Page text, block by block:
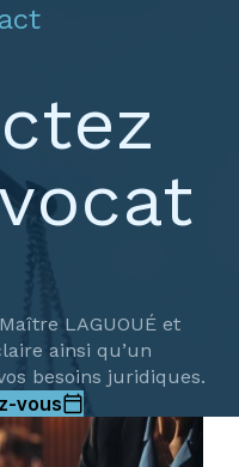
LAGUOUÉ et
ainsi qu’un
besoins juridiques.
vouscalendar_today